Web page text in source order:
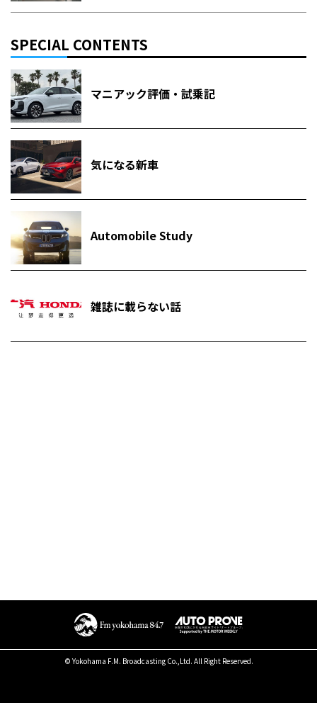
SPECIAL CONTENTS
マニアック評価・試乗記
気になる新車
Automobile Study
雑誌に載らない話
© Yokohama F.M. Broadcasting Co.,Ltd. All Right Reserved.